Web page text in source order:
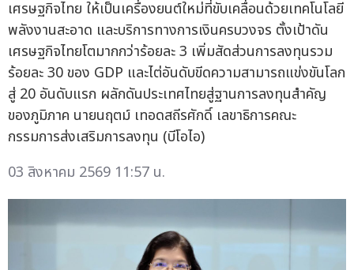
เศรษฐกิจไทย ให้เป็นเครื่องยนต์ใหม่ที่ขับเคลื่อนด้วยเทคโนโลยี
พลังงานสะอาด และบริการทางการเงินครบวงจร ตั้งเป้าดัน
เศรษฐกิจไทยโตมากกว่าร้อยละ 3 เพิ่มสัดส่วนการลงทุนรวม
ร้อยละ 30 ของ GDP และไต่อันดับขีดความสามารถแข่งขันโลก
สู่ 20 อันดับแรก ผลักดันประเทศไทยสู่ฐานการลงทุนสำคัญ
ของภูมิภาค นายนฤตม์ เทอดสถีรศักดิ์ เลขาธิการคณะ
กรรมการส่งเสริมการลงทุน (บีโอไอ)
03 สิงหาคม 2569 11:57 น.